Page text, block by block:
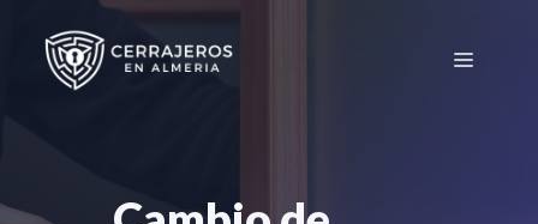
contenido
Menú